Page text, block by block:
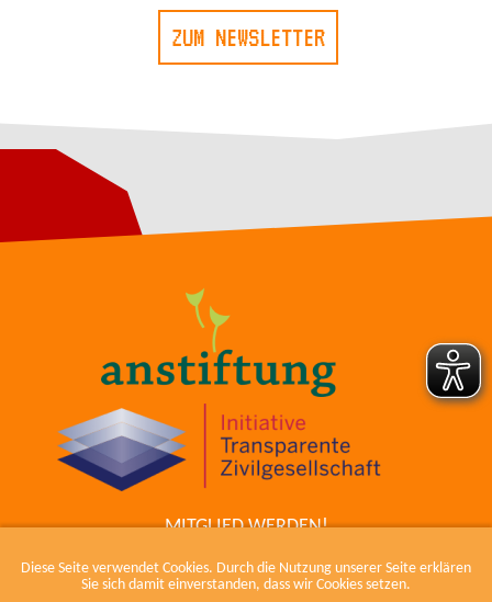
Diese Seite verwendet Cookies. Durch die Nutzung unserer Seite erklären
Sie sich damit einverstanden, dass wir Cookies setzen.
ZUM NEWSLETTER
MITGLIED WERDEN!
KONTAKT